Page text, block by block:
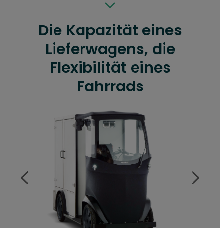
Die Kapazität eines
Lieferwagens, die
Flexibilität eines
Fahrrads